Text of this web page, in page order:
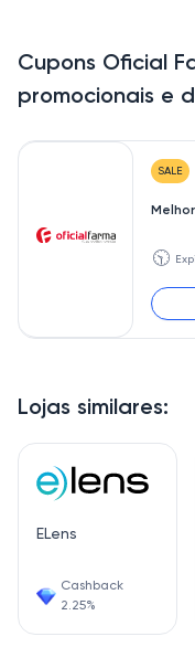
Lojas similares:
ELens
Cashback
2.25%
Cupons Oficial
promocionais e
SALE
🕥